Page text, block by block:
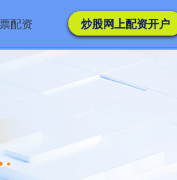
配资 炒股网上配资开户